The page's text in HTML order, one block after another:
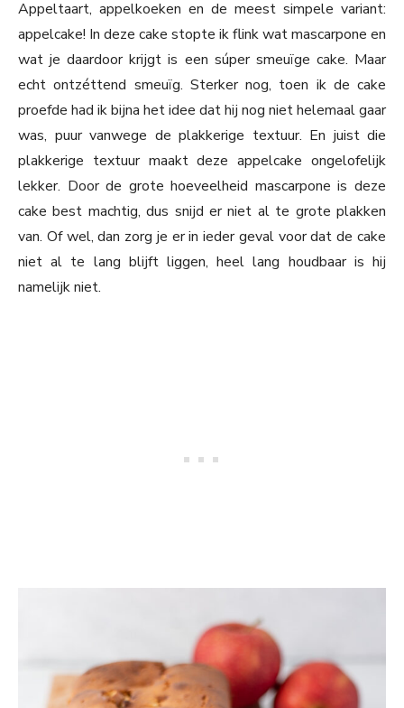
Appeltaart, appelkoeken en de meest simpele variant:
appelcake! In deze cake stopte ik flink wat mascarpone en
wat je daardoor krijgt is een súper smeuïge cake. Maar
echt ontzéttend smeuïg. Sterker nog, toen ik de cake
proefde had ik bijna het idee dat hij nog niet helemaal gaar
was, puur vanwege de plakkerige textuur. En juist die
plakkerige textuur maakt deze appelcake ongelofelijk
lekker. Door de grote hoeveelheid mascarpone is deze
cake best machtig, dus snijd er niet al te grote plakken
van. Of wel, dan zorg je er in ieder geval voor dat de cake
niet al te lang blijft liggen, heel lang houdbaar is hij
namelijk niet.